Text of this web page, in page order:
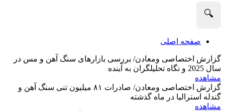
🔍
صفحه اصلی
گزارش اختصاصی ومعادن/ بررسی بازارهای سنگ آهن و مس در
سال 2025 و نگاه تحلیلگران به آینده
مشاهده
گزارش اختصاصی ومعادن/ صادرات ۸۱ میلیون تنی سنگ آهن و
گندله استرالیا در ماه گذشته
مشاهده